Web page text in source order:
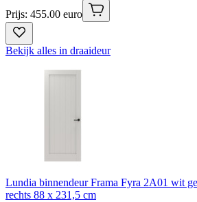
Prijs: 455.00 euro
Bekijk alles in draaideur
Lundia binnendeur Frama Fyra 2A01 wit
rechts 88 x 231,5 cm